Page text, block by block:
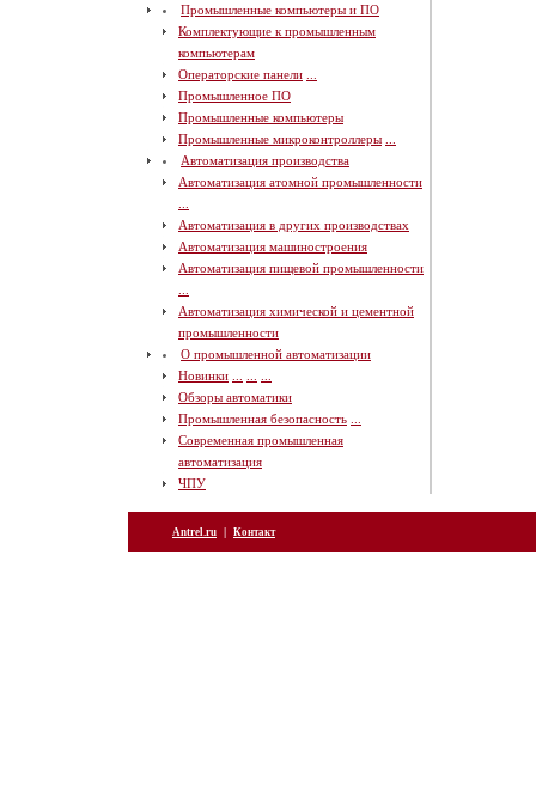
Промышленные компьютеры и ПО
Комплектующие к промышленным
компьютерам
Операторские панели
Промышленное ПО
Промышленные компьютеры
Промышленные микроконтроллеры
Автоматизация производства
Автоматизация атомной промышленности
Автоматизация в других производствах
Автоматизация машиностроения
Автоматизация пищевой промышленности
Автоматизация химической и цементной
промышленности
О промышленной автоматизации
Новинки
Обзоры автоматики
Промышленная безопасность
Современная промышленная
автоматизация
ЧПУ
Antrel.ru | Контакт